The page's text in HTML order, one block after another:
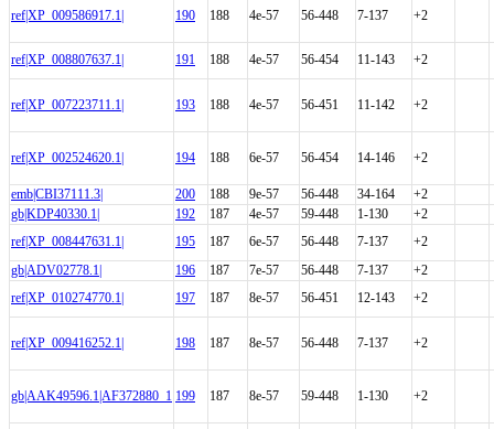
ref|XP_009586917.1| 190 188 4e-57 56-448 7-137 +2
ref|XP_008807637.1| 191 188 4e-57 56-454 11-143 +2
ref|XP_007223711.1| 193 188 4e-57 56-451 11-142 +2
ref|XP_002524620.1| 194 188 6e-57 56-454 14-146 +2
emb|CBI37111.3| 200 188 9e-57 56-448 34-164
+2
gb|KDP40330.1|
192 187 4e-57 59-448 1-130
+2
ref|XP_008447631.1|
195 187 6e-57 56-448 7-137
+2
gb|ADV02778.1|
196 187 7e-57 56-448 7-137
+2
ref|XP_010274770.1|
197 187 8e-57 56-451 12-143 +2
ref|XP_009416252.1| 198 187 8e-57 56-448 7-137 +2
gb|AAK49596.1|AF372880_1 199 187 8e-57 59-448 1-130 +2